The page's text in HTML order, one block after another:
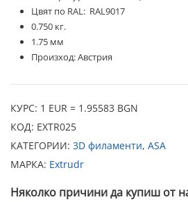
Цвят по RAL: RAL9017
0.750 кг.
1.75 мм
Произход: Австрия
КУРС: 1 EUR = 1.95583 BGN
КОД: EXTR025
КАТЕГОРИИ: 3D филаменти, ASA
МАРКА: Extrudr
Няколко причини да купиш от